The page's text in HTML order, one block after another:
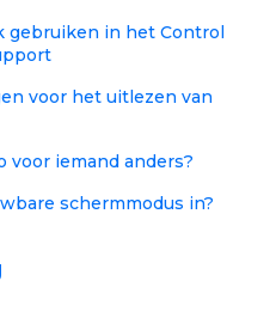
in het Control
voor het uitlezen van
voor iemand anders?
schermmodus in?